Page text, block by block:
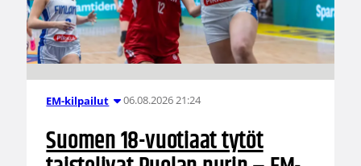
EM-kilpailut 06.08.2026 21:24
Suomen 18-vuotiaat tytöt